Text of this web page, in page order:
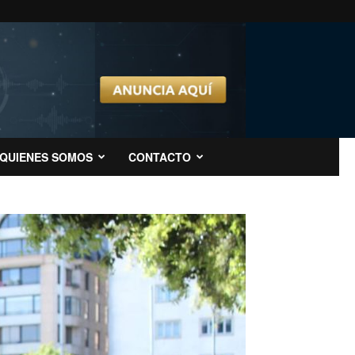
QUIENES SOMOS CONTACTO